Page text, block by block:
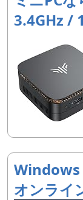
3.4GHz /
オンライ